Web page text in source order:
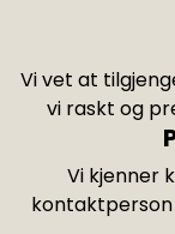
Vi kjenner
Vi vet at
vi raskt og